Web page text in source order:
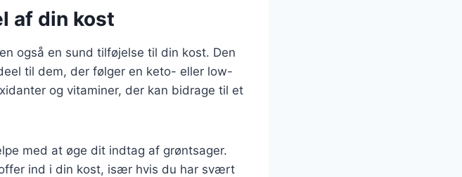
af din kost
også en sund tilføjelse til din kost. Den
til dem, der følger en keto- eller low-
og vitaminer, der kan bidrage til et
med at øge dit indtag af grøntsager.
ind i din kost, især hvis du har svært